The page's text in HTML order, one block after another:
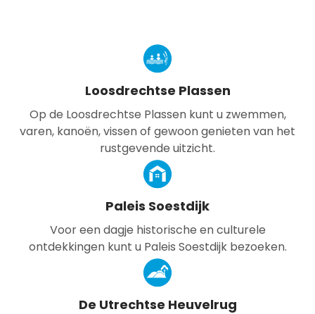
Loosdrechtse Plassen
Op de Loosdrechtse Plassen kunt u zwemmen,
varen, kanoën, vissen of gewoon genieten van het
rustgevende uitzicht.
Paleis Soestdijk
Voor een dagje historische en culturele
ontdekkingen kunt u Paleis Soestdijk bezoeken.
De Utrechtse Heuvelrug